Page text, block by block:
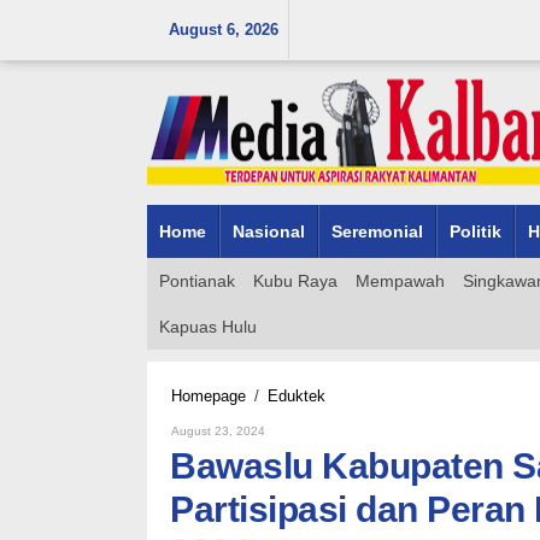
August 6, 2026
Home Nasional Seremonial Politik
Pontianak Kubu Raya Mempawah
Kapuas Hulu
Homepage / Eduktek
Gelar
Sosialisasi
Partisipasi
dan
August 23, 2024
Bawaslu Kabupaten
Partisipasi dan Peran